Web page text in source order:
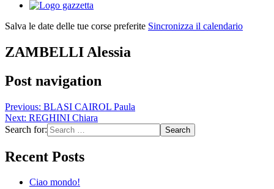
Salva le date delle tue corse preferite Sincronizza il calendario
ZAMBELLI Alessia
Post navigation
Previous: BLASI CAIROL Paula
Next: REGHINI Chiara
Search for:
Recent Posts
Ciao mondo!